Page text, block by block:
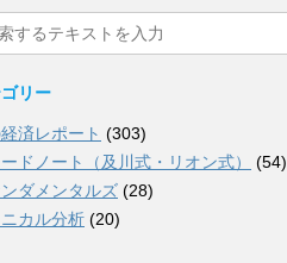
リー
済レポート (303)
ードノート（及川式・リオン式）
(54)
ダメンタルズ (28)
カル分析 (20)